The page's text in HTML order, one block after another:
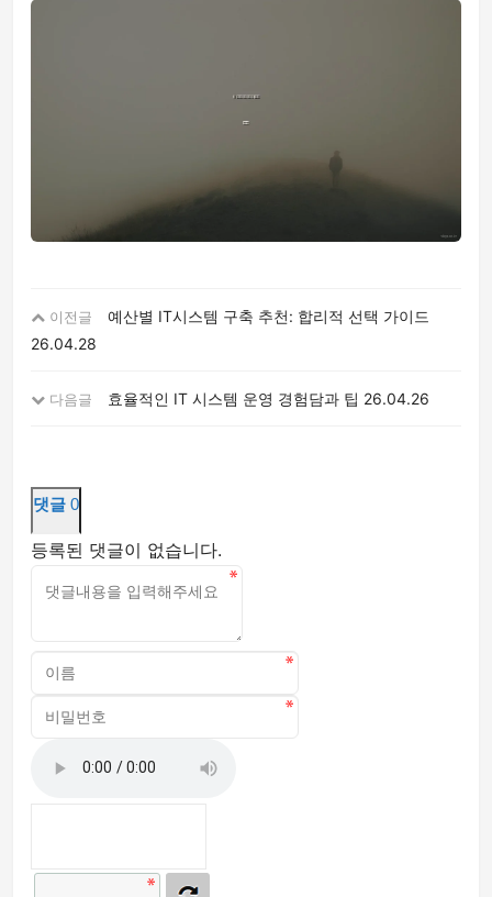
이전글
예산별 IT시스템 구축 추천: 합리적 선택 가이드
26.04.28
다음글 효율적인 IT 시스템 운영 경험담과 팁 26.04.26
댓글 0
등록된 댓글이 없습니다.